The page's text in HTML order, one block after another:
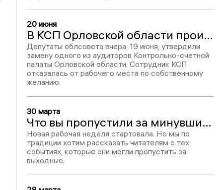
20 июня
В КСП Орловской области произошла замена аудитора
Депутаты облсовета вчера, 19 июня, утвердили
замену одного из аудиторов Контрольно-счетной
палаты Орловской области. Сотрудник КСП
отказалась от рабочего места по собственному
желанию.
30 марта
Что вы пропустили за минувшие выходные
Новая рабочая неделя стартовала. Но мы по
традиции хотим рассказать читателям о тех
событиях, которые они могли пропустить за
выходные.